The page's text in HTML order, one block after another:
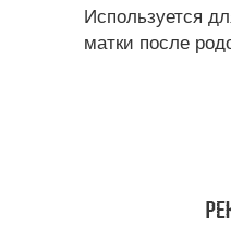
Используется
матки после